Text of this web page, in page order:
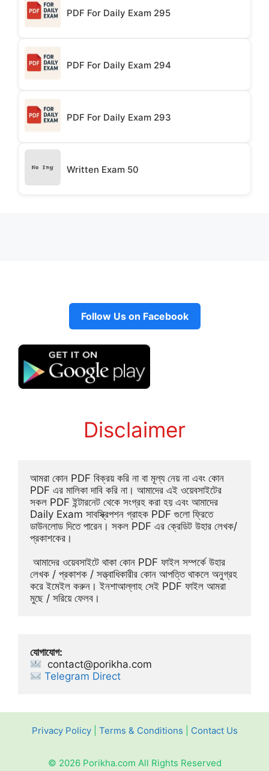
PDF For Daily Exam 295
PDF For Daily Exam 294
PDF For Daily Exam 293
Written Exam 50
Follow Us on Facebook
Disclaimer
আমরা কোন PDF বিক্রয় করি না বা মূল্য নেয় না এবং কোন
PDF এর মালিকা দাবি করি না। আমাদের এই ওয়েবসাইটের
সকল PDF ইন্টারনেট থেকে সংগ্রহ করা হয় এবং আমাদের
Daily Exam সাবস্ক্রিপশন গ্রাহক PDF গুলো ফ্রিতে
ডাউনলোড দিতে পারেন। সকল PDF এর ক্রেডিট উহার লেখক/
প্রকাশকের।
লেখক / প্রকাশক / সত্ত্বাধিকারীর কোন আপত্তি থাকলে অনুগ্রহ
করে ইমেইল করুন। ইনশাআল্লাহ সেই PDF ফাইল আমরা
মুছে / সরিয়ে ফেলব।
যোগাযোগ:
contact@porikha.com
Telegram Direct
Privacy Policy| Terms & Conditions Contact Us
© 2026 Porikha.com All Rights Reserved